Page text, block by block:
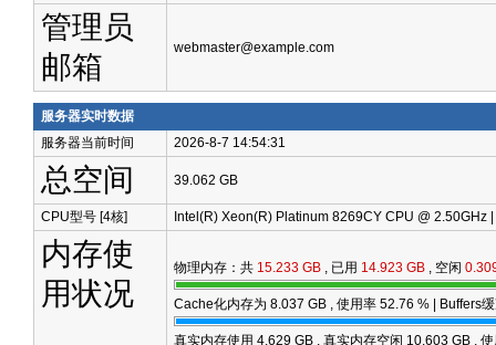
管理员
邮箱
webmaster@example.com
服务器实时数据
服务器当前时间
2026-8-7 14:54:31
总空间 39.062 GB
CPU型号 [4核] Intel(R) Xeon(R) Platinum 8269CY CPU @
内存使
用状况
物理内存：共 15.233 GB , 已用 14.923 GB , 空闲
Cache化内存为 8.037 GB , 使用率 52.76 % | Buffers
真实内存使用 4.629 GB , 真实内存空闲 10.603 GB ,